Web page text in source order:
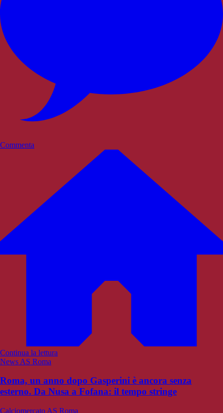
Commenta
Continua la lettura
News AS Roma
Roma, un anno dopo Gasperini è ancora senza
esterno. Da Nusa a Fofana: il tempo stringe
Calciomercato AS Roma